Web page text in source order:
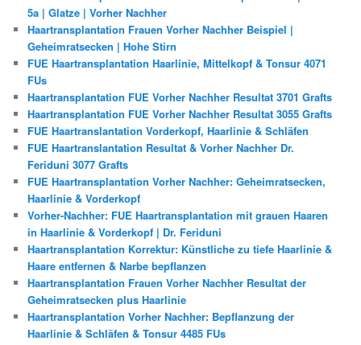
5a | Glatze | Vorher Nachher
Haartransplantation Frauen Vorher Nachher Beispiel |
Geheimratsecken | Hohe Stirn
FUE Haartransplantation Haarlinie, Mittelkopf & Tonsur 4071
FUs
Haartransplantation FUE Vorher Nachher Resultat 3701 Grafts
Haartransplantation FUE Vorher Nachher Resultat 3055 Grafts
FUE Haartranslantation Vorderkopf, Haarlinie & Schläfen
FUE Haartranslantation Resultat & Vorher Nachher Dr.
Feriduni 3077 Grafts
FUE Haartransplantation Vorher Nachher: Geheimratsecken,
Haarlinie & Vorderkopf
Vorher-Nachher: FUE Haartransplantation mit grauen Haaren
in Haarlinie & Vorderkopf | Dr. Feriduni
Haartransplantation Korrektur: Künstliche zu tiefe Haarlinie &
Haare entfernen & Narbe bepflanzen
Haartransplantation Frauen Vorher Nachher Resultat der
Geheimratsecken plus Haarlinie
Haartransplantation Vorher Nachher: Bepflanzung der
Haarlinie & Schläfen & Tonsur 4485 FUs